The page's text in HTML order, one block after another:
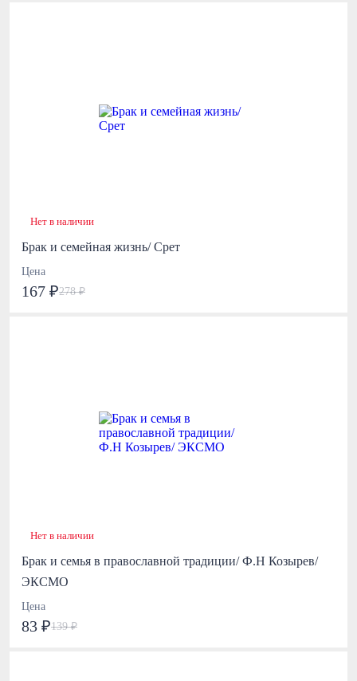
Нет в наличии
Брак и семейная жизнь/ Срет
Цена
167 ₽278 ₽
Нет в наличии
Брак и семья в православной традиции/ Ф.Н Козырев/
ЭКСМО
Цена
83 ₽139 ₽